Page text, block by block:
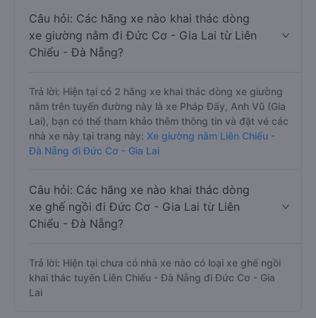
Câu hỏi: Các hãng xe nào khai thác dòng
xe giường nằm đi Đức Cơ - Gia Lai từ Liên
Chiểu - Đà Nẵng?
Trả lời: Hiện tại có 2 hãng xe khai thác dòng xe giường
nằm trên tuyến đường này là xe Pháp Đấy, Anh Vũ (Gia
Lai), bạn có thể tham khảo thêm thông tin và đặt vé các
nhà xe này tại trang này: Xe giường nằm Liên Chiểu -
Đà Nẵng đi Đức Cơ - Gia Lai
Câu hỏi: Các hãng xe nào khai thác dòng
xe ghế ngồi đi Đức Cơ - Gia Lai từ Liên
Chiểu - Đà Nẵng?
Trả lời: Hiện tại chưa có nhà xe nào có loại xe ghế ngồi
khai thác tuyến Liên Chiểu - Đà Nẵng đi Đức Cơ - Gia
Lai